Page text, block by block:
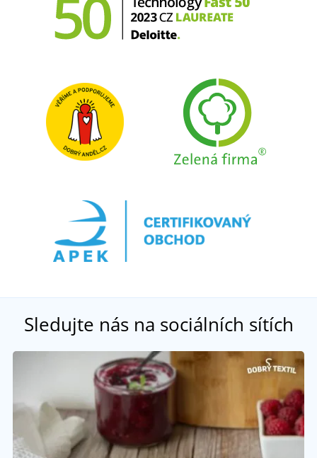
Sledujte nás na sociálních sítích